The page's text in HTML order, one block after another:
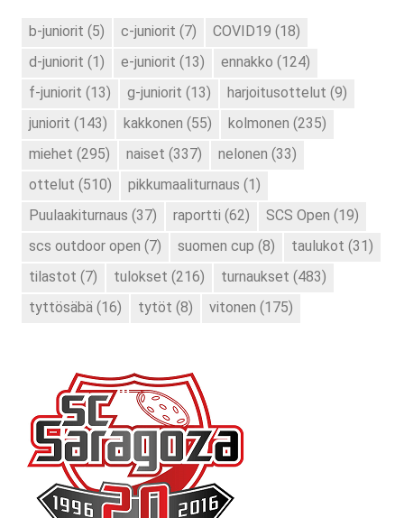
b-juniorit (5) c-juniorit (7) COVID19 (18)
d-juniorit (1) e-juniorit (13) ennakko (124)
f-juniorit (13) g-juniorit (13) harjoitusottelut (9)
juniorit (143) kakkonen (55) kolmonen (235)
miehet (295) naiset (337) nelonen (33)
ottelut (510) pikkumaaliturnaus (1)
Puulaakiturnaus (37) raportti (62) SCS Open (19)
scs outdoor open (7) suomen cup (8) taulukot (31)
tilastot (7) tulokset (216) turnaukset (483)
tyttösäbä (16) tytöt (8) vitonen (175)